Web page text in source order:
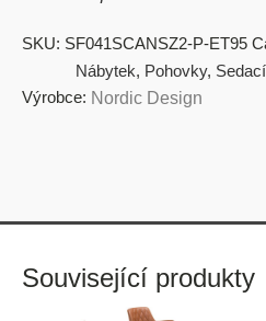
SKU: SF041SCANSZ2-P-ET95
Nábytek, Pohovky,
Výrobce: Nordic Design
Související produkty